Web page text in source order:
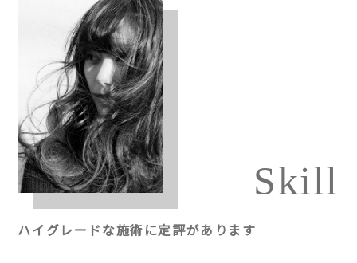
Skill
ハイグレードな施術に定評があります